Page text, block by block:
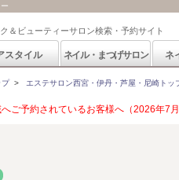
＆ビューティーサロン検索・予約サイト
スタイル ネイル・まつげサロン ネ
プ> エステサロン西宮・伊丹・芦屋・尼崎トッ
ご予約されているお客様へ（2026年7月